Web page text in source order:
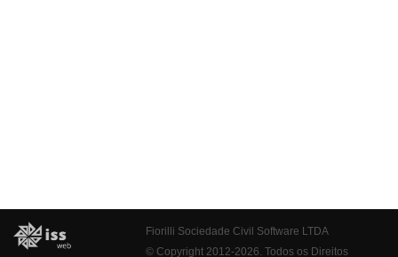
Fiorilli Sociedade Civil Software LTDA
© Copyright 2012-2026. Todos os Direitos